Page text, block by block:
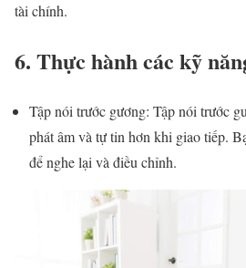
tài chính.
6. Thực hành các kỹ
Tập nói trước gương: Tập nói trước
phát âm và tự tin hơn khi giao tiếp.
để nghe lại và điều chỉnh.